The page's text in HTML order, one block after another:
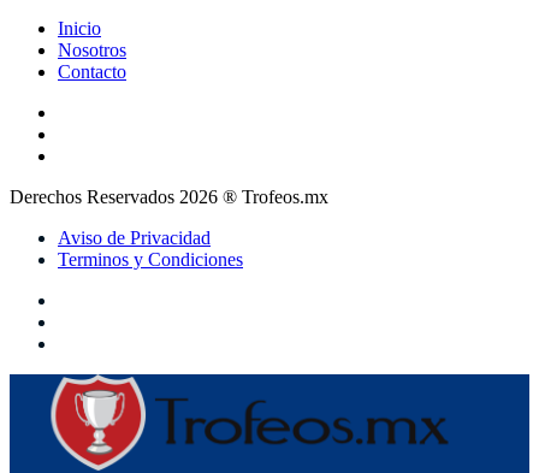
Inicio
Nosotros
Contacto
Derechos Reservados 2026 ® Trofeos.mx
Aviso de Privacidad
Terminos y Condiciones